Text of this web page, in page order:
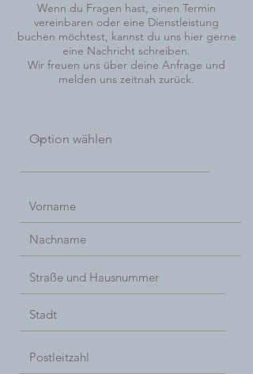
Wenn du Fragen hast, einen Termin
vereinbaren oder eine Dienstleistung
buchen möchtest, kannst du uns hier gerne
eine Nachricht schreiben.
Wir freuen uns über deine Anfrage und
melden uns zeitnah zurück.